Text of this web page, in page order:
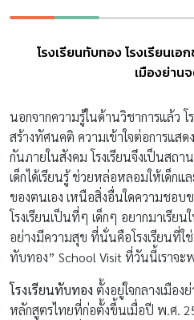
โรงเรียนทับทอง โรงเรียนเ
เมืองย่าน
นอกจากความรู้ในด้านวิชาการแล้ว
สร้างทัศนคติ ความเข้าใจต่อการแส
กันภายในสังคม โรงเรียนจึงเป็นสถ
เด็กได้เรียนรู้ ช่วยหล่อหลอมให้เด็ก
ของตนเอง เหนือสิ่งอื่นใดความชอ
โรงเรียนเป็นที่ๆ เด็กๆ อยากมาเรีย
อย่างมีความสุข ที่นั่นคือโรงเรียนที่ใ
ทับทอง” School Visit ที่วันนี้เราจะ
โรงเรียนทับทอง ตั้งอยู่ใจกลางเมือง
หลักสูตรไทยที่ก่อตั้งขึ้นเมื่อปี พ.ศ.